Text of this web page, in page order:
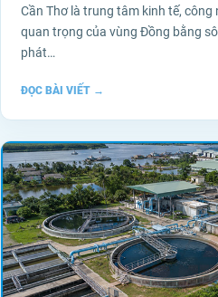
Cần Thơ là trung tâm kinh tế, công
quan trọng của vùng Đồng bằng
phát…
ĐỌC BÀI VIẾT →